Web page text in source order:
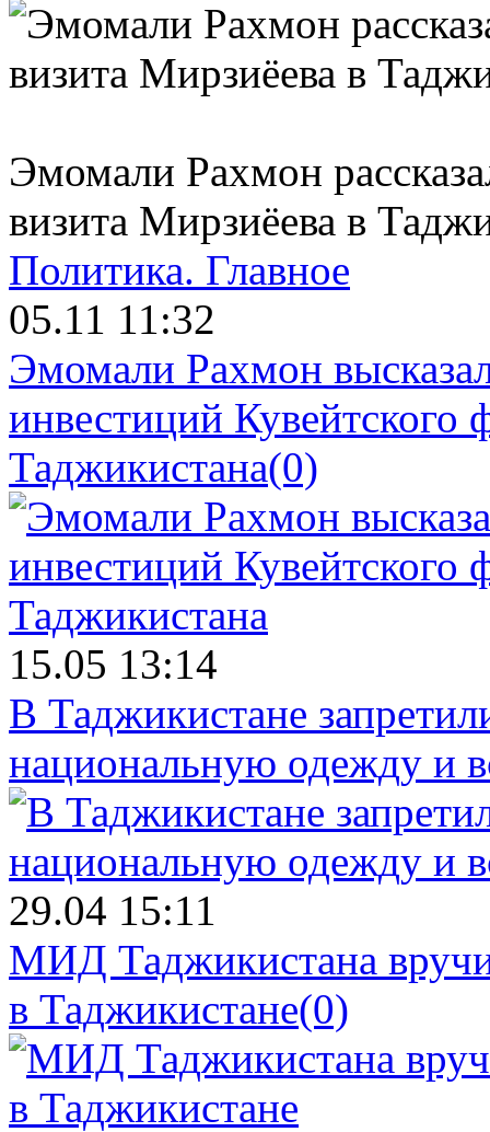
Эмомали Рахмон
визита Мирзиёева в
Политика. Главное
05.11 11:32
Эмомали Рахмон
инвестиций Кувейтского
Таджикистана(0)
15.05 13:14
В Таджикистане
национальную одежду и
29.04 15:11
МИД Таджикистана
в Таджикистане(0)